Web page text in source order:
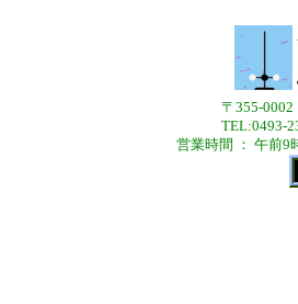
〒355-
TEL:0493-
営業時間 ： 午前